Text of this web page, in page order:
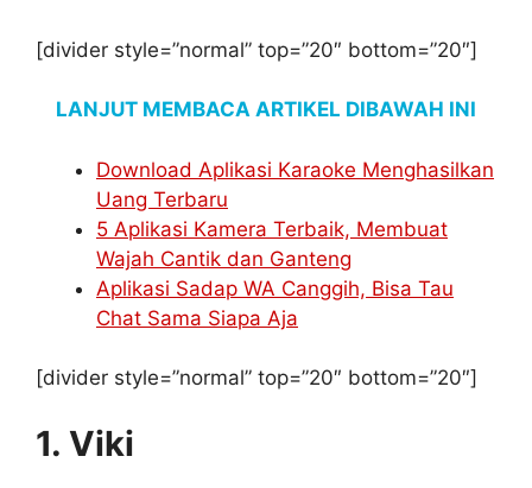
[divider style=”normal” top=”20″ bottom=”20″]
LANJUT MEMBACA ARTIKEL DIBAWAH INI
Download Aplikasi Karaoke Menghasilkan
Uang Terbaru
5 Aplikasi Kamera Terbaik, Membuat
Wajah Cantik dan Ganteng
Aplikasi Sadap WA Canggih, Bisa Tau
Chat Sama Siapa Aja
[divider style=”normal” top=”20″ bottom=”20″]
1. Viki